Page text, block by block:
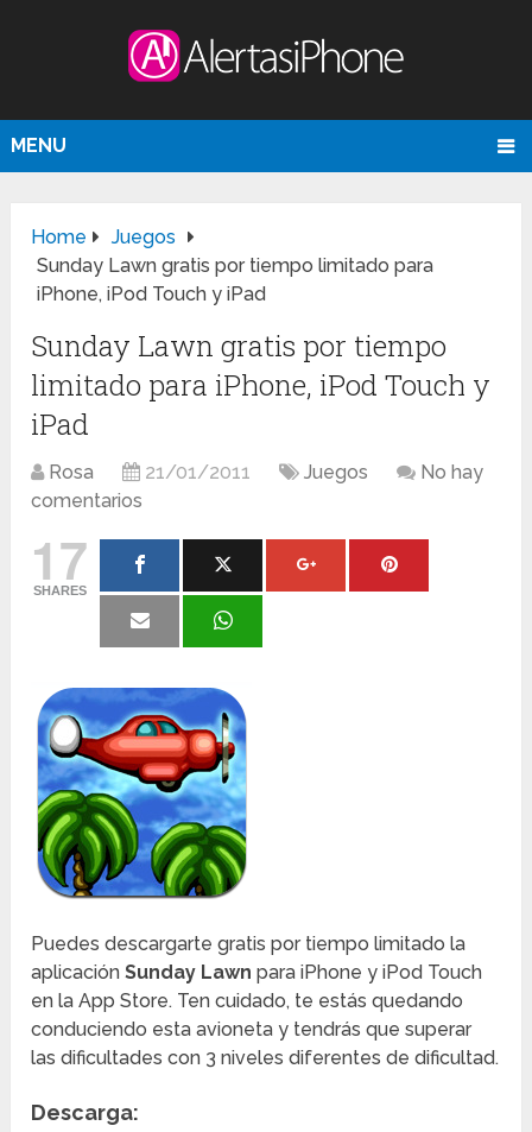
MENU
Home
Juegos
Sunday Lawn gratis por tiempo limitado para
iPhone, iPod Touch y iPad
Sunday Lawn gratis por tiempo
limitado para iPhone, iPod Touch y
iPad
Rosa 21/01/2011 Juegos
No hay
comentarios
17
SHARES
Puedes descargarte gratis por tiempo limitado la
aplicaciónSunday Lawnpara iPhone y iPod Touch
en la App Store. Ten cuidado, te estás quedando
conduciendo esta avioneta y tendrás que superar
las dificultades con 3 niveles diferentes de dificultad.
Descarga: